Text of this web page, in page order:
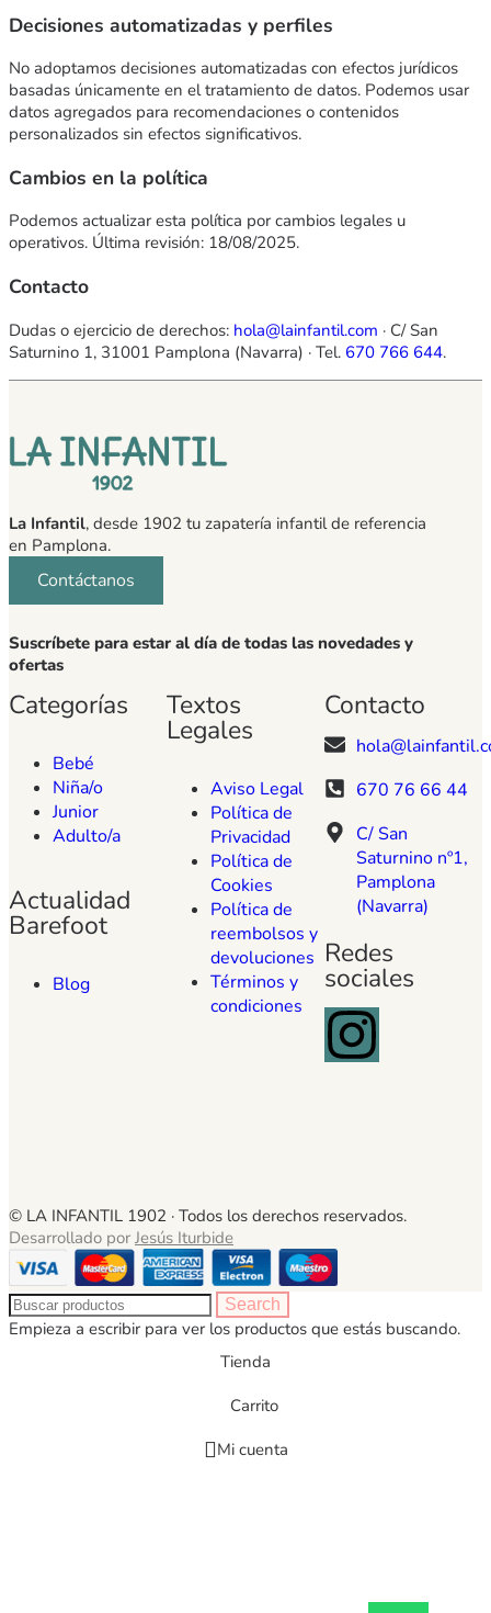
Decisiones automatizadas y perfiles
No adoptamos decisiones automatizadas con efectos jurídicos
basadas únicamente en el tratamiento de datos. Podemos usar
datos agregados para recomendaciones o contenidos
personalizados sin efectos significativos.
Cambios en la política
Podemos actualizar esta política por cambios legales u
operativos. Última revisión: 18/08/2025.
Contacto
Dudas o ejercicio de derechos: hola@lainfantil.com · C/ San
Saturnino 1, 31001 Pamplona (Navarra) · Tel. 670 766 644.
La Infantil, desde 1902 tu zapatería infantil de referencia
en Pamplona.
Contáctanos
Suscríbete para estar al día de todas las novedades y
ofertas
Categorías
Bebé
Niña/o
Junior
Adulto/a
Actualidad
Barefoot
Blog
Textos
Legales
Aviso Legal
Política de
Privacidad
Política de
Cookies
Política de
reembolsos y
devoluciones
Términos y
condiciones
Contacto
670 76 66 44
C/ San
Saturnino nº1,
Pamplona
(Navarra)
Redes
sociales
© LA INFANTIL 1902 · Todos los derechos reservados.
Desarrollado por Jesús Iturbide
Search
Empieza a escribir para ver los productos que estás buscando.
Tienda
Carrito
Mi cuenta